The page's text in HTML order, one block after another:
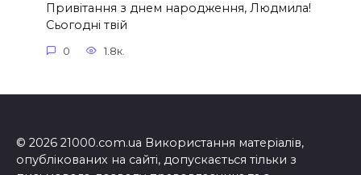
Привітання з днем народження, Людмила!
Сьогодні твій
0 1.8к.
© 2026 21000.com.ua Використання матеріалів,
опублікованих на сайті, допускається тільки з